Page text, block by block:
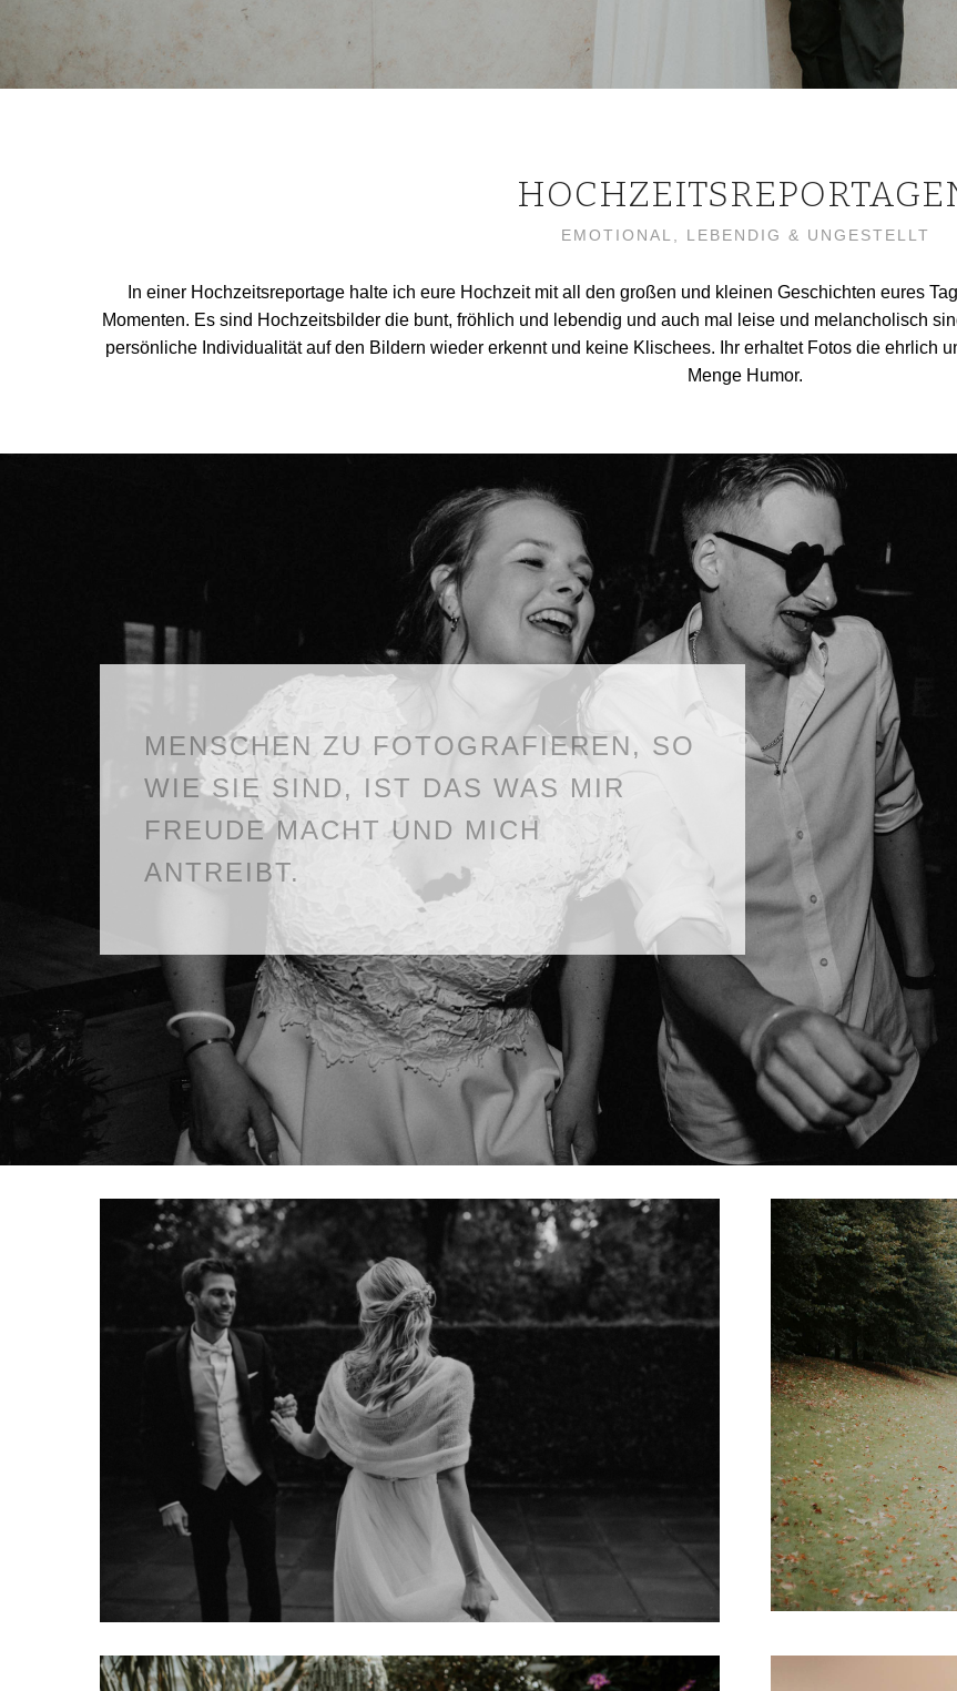
EMOTIONAL, LEBENDIG & UNGESTELLT
In einer Hochzeitsreportage halte ich eure Hochzeit mit all den großen und kleinen Geschichten eures
Momenten. Es sind Hochzeitsbilder die bunt, fröhlich und lebendig und auch mal leise und melancholisch
persönliche Individualität auf den Bildern wieder erkennt und keine Klischees. Ihr erhaltet Fotos die ehrlich
Menge Humor.
MENSCHEN ZU FOTOGRAFIEREN, SO
WIE SIE SIND, IST DAS WAS MIR
FREUDE MACHT UND MICH
ANTREIBT.